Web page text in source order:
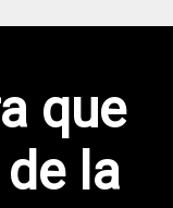
que
la